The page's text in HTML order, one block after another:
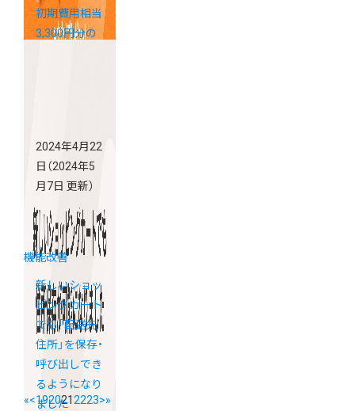
初期費用相当
3,300円分の
2024年4月22
日 （2024年5
月7日 更新）
機能改善
新しいショッ
ピングカート
でも「配送先
住所」を保存・
呼び出しでき
るようになり
ました
«<1920212223>»